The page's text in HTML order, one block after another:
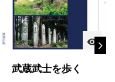
visibility
武蔵武士を歩く